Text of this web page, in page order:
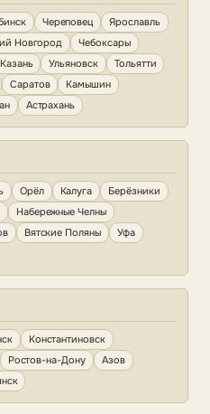
Череповец
Ярославль
Новгород
Чебоксары
Казань Ульяновск
Тольятти
Саратов
Камышин
Астрахань
Орёл Калуга
Берёзники
Набережные Челны
Вятские Поляны
Уфа
Константиновск
Ростов-на-Дону
Азов